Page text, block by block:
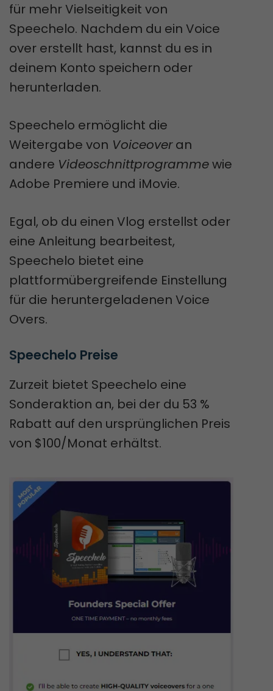
für mehr Vielseitigkeit von
Speechelo. Nachdem du ein Voice
over erstellt hast, kannst du es in
deinem Konto speichern oder
herunterladen.
Speechelo ermöglicht die
Weitergabe von Voiceoveran
andere Videoschnittprogrammewie
Adobe Premiere und iMovie.
Egal, ob du einen Vlog erstellst oder
eine Anleitung bearbeitest,
Speechelo bietet eine
plattformübergreifende Einstellung
für die heruntergeladenen Voice
Overs.
Speechelo Preise
Zurzeit bietet Speechelo eine
Sonderaktion an, bei der du 53 %
Rabatt auf den ursprünglichen Preis
von $100/Monat erhältst.